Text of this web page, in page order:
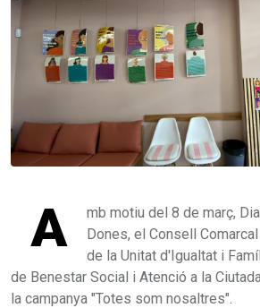
A
mb motiu del 8 de març,
Dones, el Consell
de la Unitat d'Igualtat i
de Benestar Social i Atenció a la
la campanya "Totes som nosaltres".